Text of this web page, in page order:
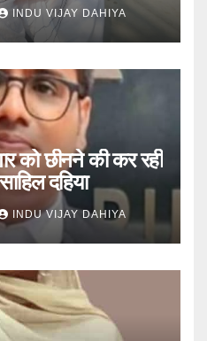
INDU VIJAY DAHIYA
को छीनने की कर रही
दहिया
INDU VIJAY DAHIYA